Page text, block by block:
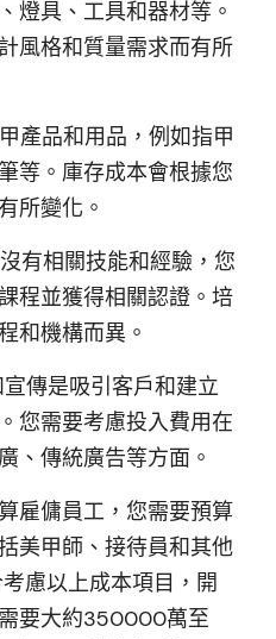
燈具、工具和器材等。
風格和質量需求而有所
產品和用品，例如指甲
等。庫存成本會根據您
所變化。
有相關技能和經驗，您
程並獲得相關認證。培
和機構而異。
您需要考慮投入費用在
、傳統廣告等方面。
雇傭員工，您需要預算
美甲師、接待員和其他
慮以上成本項目，開
要大約350000萬至